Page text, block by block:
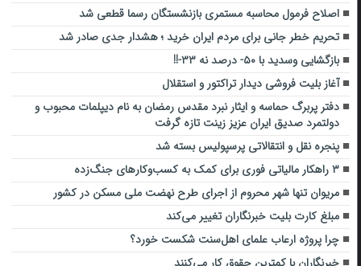
اصلاح فرمول محاسبه مستمری بازنشستگان رسما قطعی شد
تحریم خطر جانی برای مردم ایران خرید ؛ هشدار جدی صادر شد
بازگشایی وسدید با ۵۰- درصد نه ۳۳-!!
آغاز بلیت فروشی دیدار تراکتور و استقلال
دفتر پربرگ حماسه و ایثار نبرد مقدس رمضان به نام دیپلمات محبوب و
دولتمرد صدیق ایران عزیز زینت تازه گرفت
پنجره نقل و انتقالاتی پرسپولیس بسته شد
۳ راهکار مالیاتی فوری برای کمک به کسب‌وکارهای جنگ‌زده
مریوان تنها شهر محروم از اجرای طرح نهضت ملی مسکن در کشور
مبلغ کارت بلیت خبرنگاران تغییر می‌کند
چرا پروژه ارعاب علمای اهل‌سنت شکست خورد؟
خبرنگاران با کمترین حقوق کار می‌کنند